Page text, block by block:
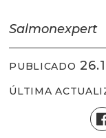
Salmonexpert
PUBLICADO
ÚLTIMA